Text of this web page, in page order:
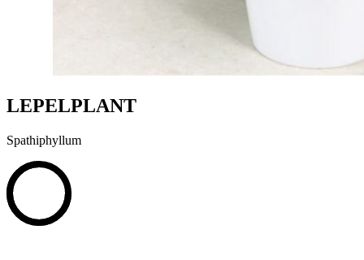
LEPELPLANT
Spathiphyllum